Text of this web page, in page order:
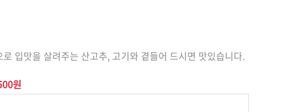
입맛을 살려주는 산고추, 고기와 곁들어 드시면 맛있습니다.
원